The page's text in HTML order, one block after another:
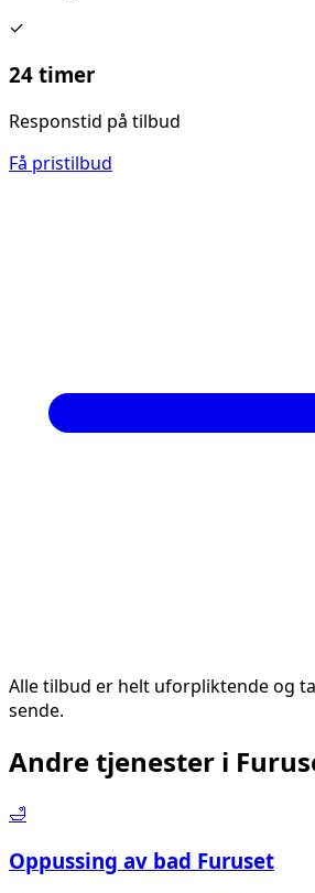
✓
24 timer
Responstid på tilbud
Få pristilbud
Alle tilbud er helt uforpliktende og
sende.
Andre tjenester i
🛁
Oppussing av bad Furuset